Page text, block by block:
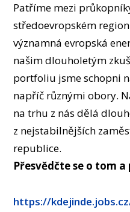
O ÚSTAVU
OSOBY
LABORATOŘE
MÉDIA
KONFERENCE A SOUTĚŽE
KONTAKT
EN
Patříme mezi
středoevropském
významná evropská
našim dlouholetým
portfoliu jsme schopni
napříč různými obory.
na trhu z nás dělá
z nejstabilnějších
republice.
Přesvědčte se o tom
https://